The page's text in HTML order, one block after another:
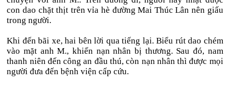
con dao chặt thịt trên vỉa hè đường Mai Thúc Lân nên giấu
trong người.
Khi đến bãi xe, hai bên lời qua tiếng lại. Biểu rút dao chém
vào mặt anh M., khiến nạn nhân bị thương. Sau đó, nam
thanh niên đến công an đầu thú, còn nạn nhân thì được mọi
người đưa đến bệnh viện cấp cứu.